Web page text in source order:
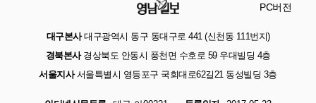
PC버전
대구본사대구광역시 동구 동대구로 441 (신천동 111번지)
경북본사경상북도 안동시 풍천면 수호로 59 우대빌딩 4층
서울지사서울특별시 영등포구 국회대로62길21 동성빌딩 3층